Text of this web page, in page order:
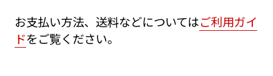
お支払い方法、送料などについてはご利用ガイ
ドをご覧ください。